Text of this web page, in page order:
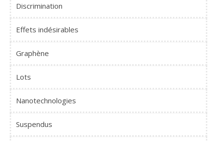
Discrimination
Effets indésirables
Graphène
Lots
Nanotechnologies
Suspendus